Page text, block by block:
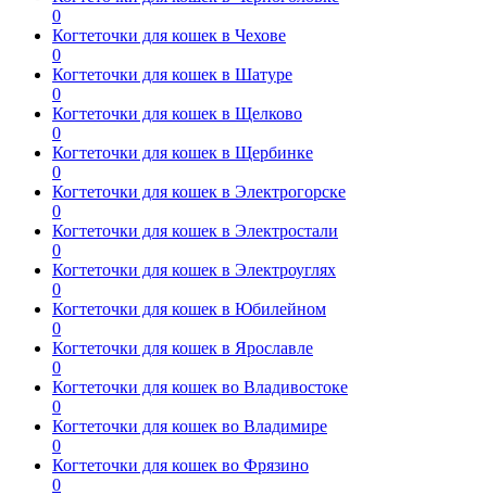
0
Когтеточки для кошек в Чехове
0
Когтеточки для кошек в Шатуре
0
Когтеточки для кошек в Щелково
0
Когтеточки для кошек в Щербинке
0
Когтеточки для кошек в Электрогорске
0
Когтеточки для кошек в Электростали
0
Когтеточки для кошек в Электроуглях
0
Когтеточки для кошек в Юбилейном
0
Когтеточки для кошек в Ярославле
0
Когтеточки для кошек во Владивостоке
0
Когтеточки для кошек во Владимире
0
Когтеточки для кошек во Фрязино
0